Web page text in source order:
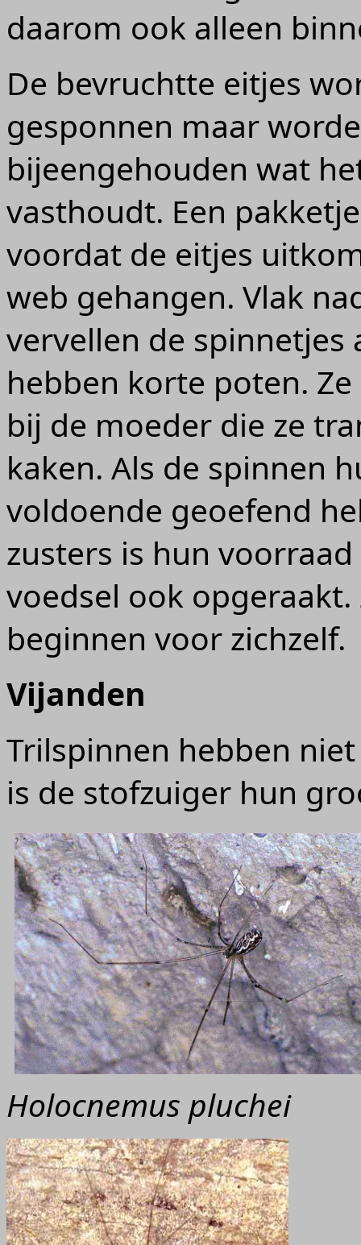
daarom ook alleen
De bevruchtte eitjes
gesponnen maar
bijeengehouden wat
vasthoudt. Een
voordat de eitjes
web gehangen. Vlak
vervellen de spinnetjes
hebben korte poten.
bij de moeder die ze
kaken. Als de spinnen
voldoende geoefend
zusters is hun
voedsel ook
beginnen voor zichzelf.
Vijanden
Trilspinnen hebben
is de stofzuiger hun
Holocnemus pluchei